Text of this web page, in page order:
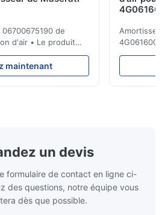
de
d'air • Le produit
avec la cloison
pneumatique et
No. de
maintenant
d'Audi A6
réparation
un devis
formulaire de contact en ligne ci-
des questions, notre équipe vous
dès que possible.